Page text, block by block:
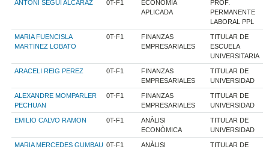
ANTONI SEGUI ALCARAZ 0T-F1
ECONOMÍA
APLICADA
PROF.
PERMANENTE
LABORAL PPL
MARIA FUENCISLA
MARTINEZ LOBATO
0T-F1
FINANZAS
EMPRESARIALES
TITULAR DE
ESCUELA
UNIVERSITARIA
ARACELI REIG PEREZ 0T-F1
FINANZAS
EMPRESARIALES
TITULAR DE
UNIVERSIDAD
ALEXANDRE MOMPARLER
PECHUAN
0T-F1
FINANZAS
EMPRESARIALES
TITULAR DE
UNIVERSIDAD
EMILIO CALVO RAMON 0T-F1
ANÀLISI
ECONÒMICA
TITULAR DE
UNIVERSIDAD
MARIA MERCEDES GUMBAU 0T-F1
ANÀLISI
TITULAR DE